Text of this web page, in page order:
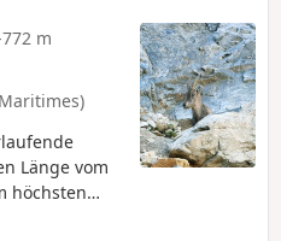
m
Länge vom
höchsten